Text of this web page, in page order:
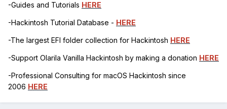
-Guides and Tutorials HERE
-Hackintosh Tutorial Database - HERE
-The largest EFI folder collection for Hackintosh HERE
-Support Olarila Vanilla Hackintosh by making a donation HERE
-Professional Consulting for macOS Hackintosh since
2006 HERE